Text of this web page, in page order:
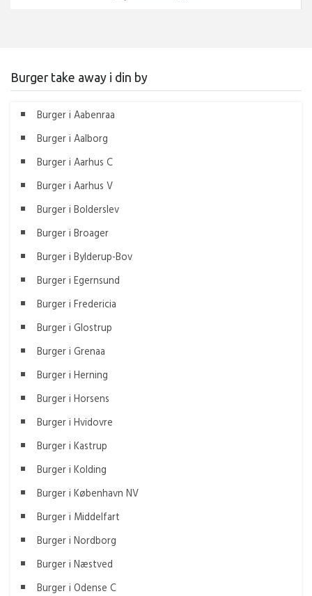
Burger take away i din by
Burger i Aabenraa
Burger i Aalborg
Burger i Aarhus C
Burger i Aarhus V
Burger i Bolderslev
Burger i Broager
Burger i Bylderup-Bov
Burger i Egernsund
Burger i Fredericia
Burger i Glostrup
Burger i Grenaa
Burger i Herning
Burger i Horsens
Burger i Hvidovre
Burger i Kastrup
Burger i Kolding
Burger i København NV
Burger i Middelfart
Burger i Nordborg
Burger i Næstved
Burger i Odense C